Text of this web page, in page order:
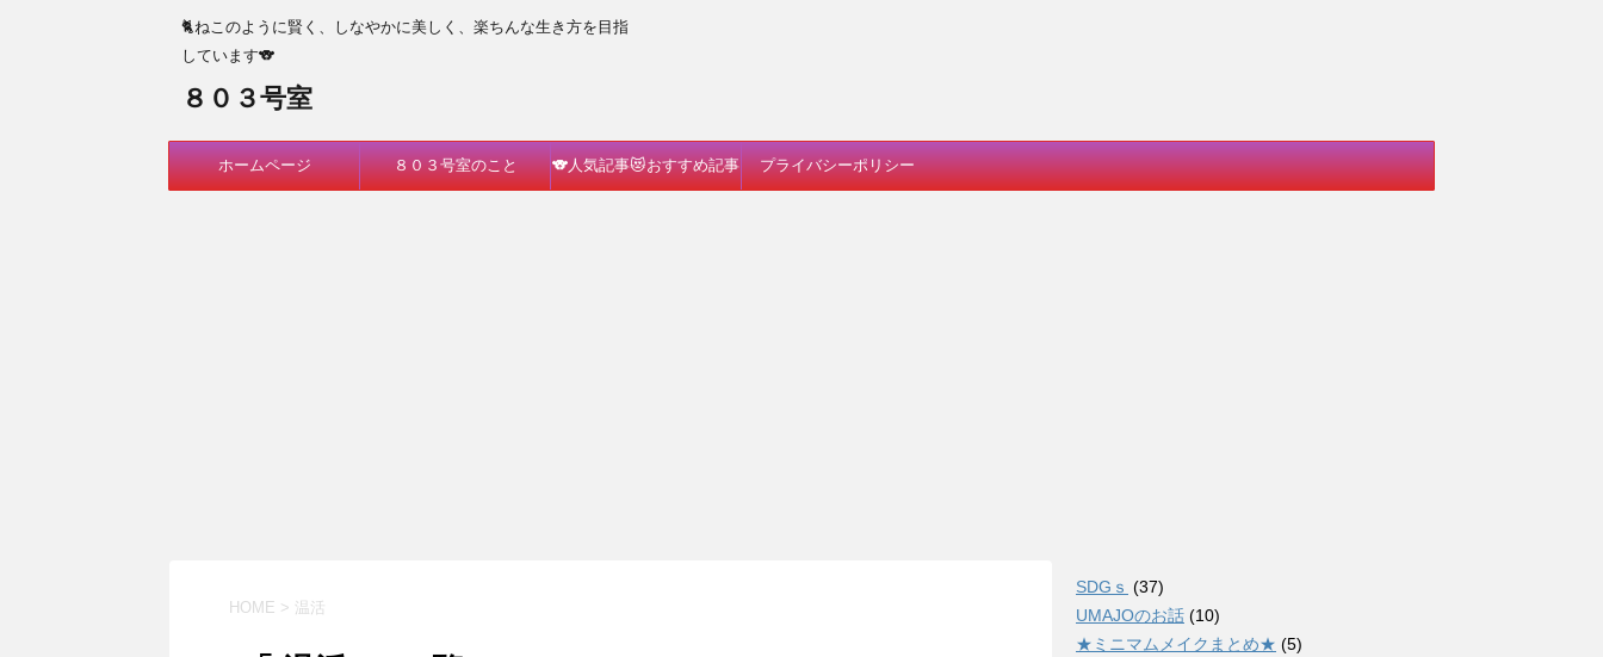
🐈ねこのように賢く、しなやかに美しく、楽ちんな生き方を目指
しています🐨
８０３号室
ホームページ ８０３号室のこと 🐨人気記事😻おすすめ記事 プライバシーポリシー
HOME > 温活
SDGｓ (37)
UMAJOのお話 (10)
★ミニマムメイクまとめ★ (5)